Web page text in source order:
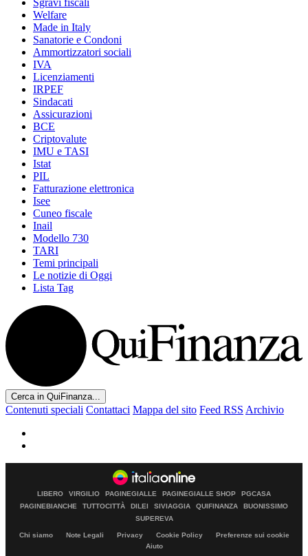
Sgravi fiscali
Welfare
Made in Italy
Sanatorie e Condoni
Ammortizzatori sociali
IVA
Licenziamenti
IRPEF
Sindacati
Assicurazioni
BCE
Criptovalute
IMU e TASI
Istat
PIL
Fatturazione elettronica
Isee
Cuneo fiscale
Inail
Modello 730
TARI
Temi principali
Le notizie di Oggi
Lista Tag
Cerca in QuiFinanza...
Contenuti speciali Contattaci Mappa del sito Feed RSS Archivio
LIBERO VIRGILIO PAGINEGIALLE PAGINEGIALLE SHOP
PGCASA
PAGINEBIANCHE
TUTTOCITTÀ DILEI SIVIAGGIA QUIFINANZA
BUONISSIMO
SUPEREVA
Chi siamo Note Legali Privacy Cookie Policy
Preferenze sui cookie
Aiuto